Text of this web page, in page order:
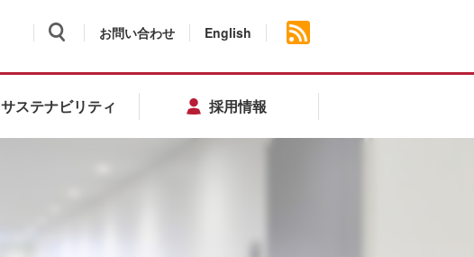
お問い合わせ English
サステナビリティ 採用情報